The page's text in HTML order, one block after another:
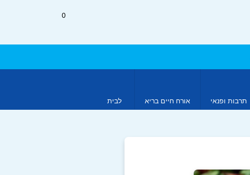
0
תרבות ופנאי אורח חיים בריא לבית